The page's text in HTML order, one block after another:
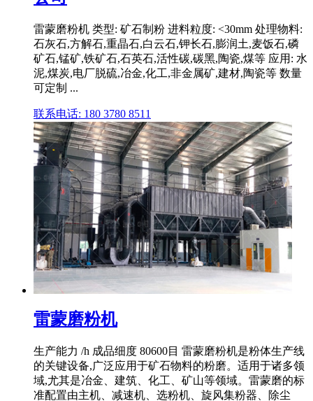
雷蒙磨粉机 类型: 矿石制粉 进料粒度: <30mm 处理物料:
石灰石,方解石,重晶石,白云石,钾长石,膨润土,麦饭石,磷
矿石,锰矿,铁矿石,石英石,活性碳,碳黑,陶瓷,煤等 应用: 水
泥,煤炭,电厂脱硫,冶金,化工,非金属矿,建材,陶瓷等 数量
可定制 ...
联系电话: 180 3780 8511
雷蒙磨粉机
生产能力 /h 成品细度 80600目 雷蒙磨粉机是粉体生产线
的关键设备,广泛应用于矿石物料的粉磨。适用于诸多领
域,尤其是冶金、建筑、化工、矿山等领域。雷蒙磨的标
准配置由主机、减速机、选粉机、旋风集粉器、除尘